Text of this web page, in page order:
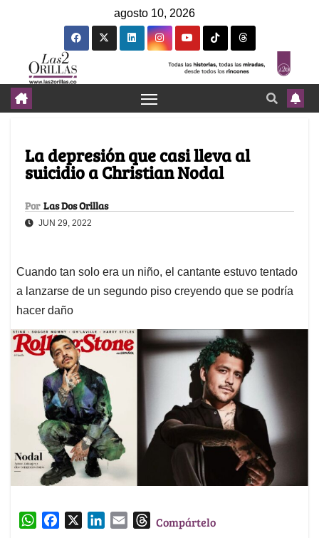
agosto 10, 2026
La depresión que casi lleva al
suicidio a Christian Nodal
Por Las Dos Orillas
JUN 29, 2022
Cuando tan solo era un niño, el cantante estuvo tentado
a lanzarse de un segundo piso creyendo que se podría
hacer daño
W
TCompártelo